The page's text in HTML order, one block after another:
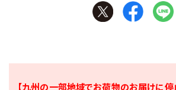
【九州の一部地域でお荷物のお届けに停